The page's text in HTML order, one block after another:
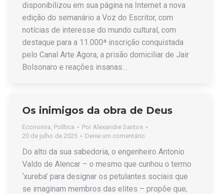
disponibilizou em sua página na Internet a nova
edição do semanário a Voz do Escritor, com
notícias de interesse do mundo cultural, com
destaque para a 11.000ª inscrição conquistada
pelo Canal Arte Agora, a prisão domiciliar de Jair
Bolsonaro e reações insanas…
Os inimigos da obra de Deus
Economia, Política Por Alexandre Santos
20 de julho de 2025
Deixe um comentário
Do alto da sua sabedoria, o engenheiro Antonio
Valdo de Alencar – o mesmo que cunhou o termo
‘xureba’ para designar os petulantes sociais que
se imaginam membros das elites – propõe que,